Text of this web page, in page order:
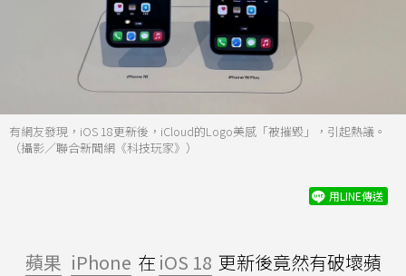
有網友發現，iOS 18更新後，iCloud的Logo美感「被摧毀」，引起熱議。
（攝影／聯合新聞網《科技玩家》）
用LINE傳送
蘋果 iPhone 在 iOS 18 更新後竟然有破壞蘋